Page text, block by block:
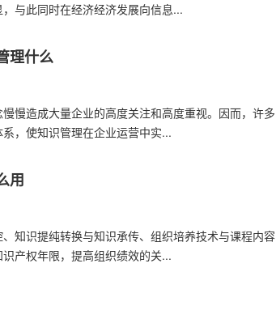
与此同时在经济经济发展向信息...
理什么
慢造成大量企业的高度关注和高度重视。因而，许多
，使知识管理在企业运营中实...
用
知识提纯转换与知识承传、组织培养技术与课程内容
产权年限，提高组织绩效的关...